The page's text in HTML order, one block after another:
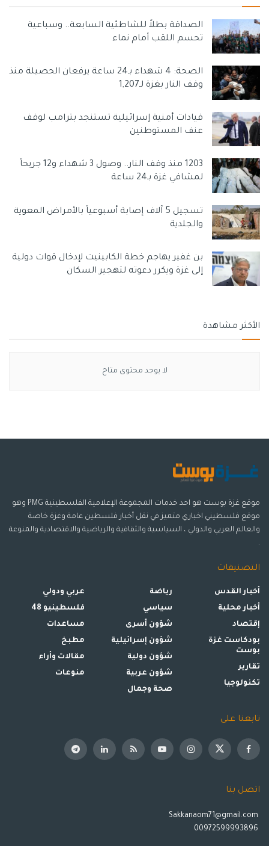
دعا عضو المكتب السياسي للجهاد الإسلامي خالد البطش ،
مساء الأحد ، جميع الفصائل إلى الالتقاء والمناقشة والوقوف مع
المسؤولية الوطنية تجاه كافة القضايا التي يعاني منها شعبنا
الفلسطيني جراء تصعيد العدوان الإسرائيلي. .
وحمل البطش الاحتلال المسؤولية الكاملة عن كل التداعيات التي
ستنجم عن استمرار عدوان الاحتلال على شعبنا عامة وشعبنا في
وسوم: اسرائيل تصعيد حركة الجهاد الاسلامي
الصداقة بطلاً للشاطئية السابعة.. وسباعية
تحسم اللقب أمام نماء
الصحة: 4 شهداء بـ24 ساعة يرفعان الحصيلة منذ
وقف النار بغزة لـ1,207
قيادات أمنية إسرائيلية تستنجد بترامب لوقف
عنف المستوطنين
1203 منذ وقف النار.. وصول 3 شهداء و12 جريحاً
لمشافي غزة بـ24 ساعة
تسجيل 5 آلاف إصابة أسبوعياً بالأمراض المعوية
والجلدية
بن غفير يهاجم خطة الكابينيت لإدخال قوات دولية
إلى غزة ويكرر دعوته لتهجير السكان
الأكثر مشاهدة
لا يوجد محتوى متاح
موقع غزة بوست هو احد خدمات المجموعة الإعلامية الفلسطينية PMG وهو
موقع فلسطيني اخباري متميز في نقل أخبار فلسطين عامة وغزة خاصة
والعالم العربي والدولي ، السياسية والثقافية والرياضية والاقتصادية والمنوعة
.
التصنيفات
أخبار القدس
أخبار محلية
إقتصاد
بودكاست غزة
بوست
تقارير
تكنولوجيا
رياضة
سياسي
شؤون أسرى
شؤون إسرائيلية
شؤون دولية
شؤون عربية
صحة وجمال
عربي ودولي
فلسطينيو 48
مساعدات
مطبخ
مقالات وأراء
منوعات
تابعنا على
اتصل بنا
Sakkanaom71@gmail.com